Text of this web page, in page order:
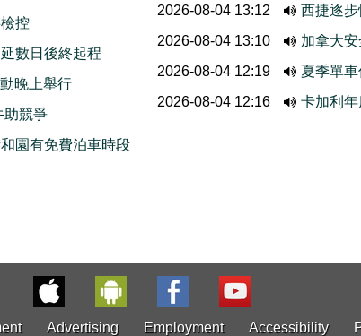
控
數日後終起程
晚上舉行
助競爭
園有免費泊車時段
2026-08-04 13:12
西捷逐
2026-08-04 13:10
加拿大
2026-08-04 12:19
夏季單
2026-08-04 12:16
卡加利
Advertising Employment Accessibility